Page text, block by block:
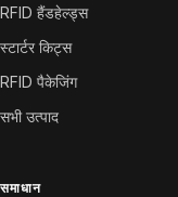
RFID हैंडहेल्ड्स
स्टार्टर किट्स
RFID पैकेजिंग
सभी उत्पाद
समाधान